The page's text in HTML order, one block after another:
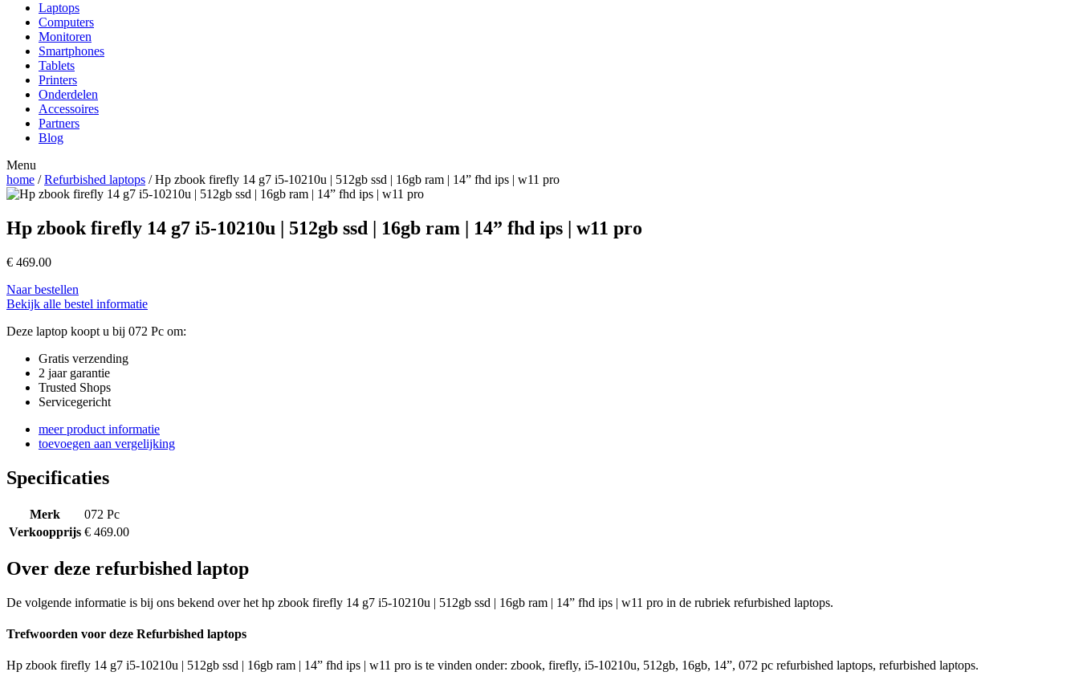
Laptops
Computers
Monitoren
Smartphones
Tablets
Printers
Onderdelen
Accessoires
Partners
Blog
Menu
home /Refurbished laptops / Hp zbook firefly 14 g7 i5-10210u | 512gb ssd | 16gb ram | 14” fhd ips | w11 pro
Hp zbook firefly 14 g7 i5-10210u | 512gb ssd | 16gb ram | 14” fhd ips | w11 pro
€ 469.00
Naar bestellen
Bekijk alle bestel informatie
Deze laptop koopt u bij 072 Pc om:
Gratis verzending
2 jaar garantie
Trusted Shops
Servicegericht
meer product informatie
toevoegen aan vergelijking
Specificaties
Merk
072 Pc
Verkoopprijs € 469.00
Over deze refurbished laptop
De volgende informatie is bij ons bekend over het hp zbook firefly 14 g7 i5-10210u | 512gb ssd | 16gb ram | 14” fhd ips | w11 pro in de rubriek refurbished laptops.
Trefwoorden voor deze Refurbished laptops
Hp zbook firefly 14 g7 i5-10210u | 512gb ssd | 16gb ram | 14” fhd ips | w11 pro is te vinden onder: zbook, firefly, i5-10210u, 512gb, 16gb, 14”, 072 pc refurbished laptops, refurbished laptops.